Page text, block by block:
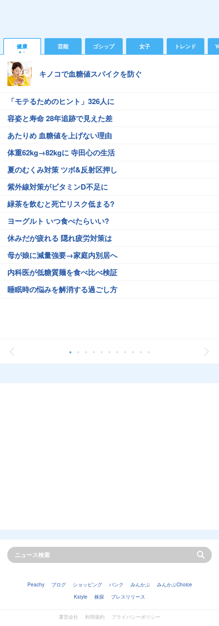
健康 芸能 ゴシップ 女子 トレンド
キノコで血糖値スパイクを防ぐ
「モテるためのヒント」326人に
容姿と寿命 28年追跡で見えた差
あたりめ 血糖値を上げない理由
体重62kg→82kgに 寺田心の生活
夏のむくみ対策 ツボ&反射区押し
紫外線対策がビタミンD不足に
緑茶を飲むと死亡リスク低まる?
ヨーグルト いつ食べたらいい?
休みだが疲れる 隠れ疲労対策は
母が娘に減量強要→家庭内別居へ
内科医が低糖質麺を食べ比べ検証
睡眠時の悩みを解消する過ごし方
Peachy ブログ ショッピング バンク みんかぶ
みんかぶChoice
Kstyle
株探 プレスリリース
運営会社 利用規約
プライバシーポリシー